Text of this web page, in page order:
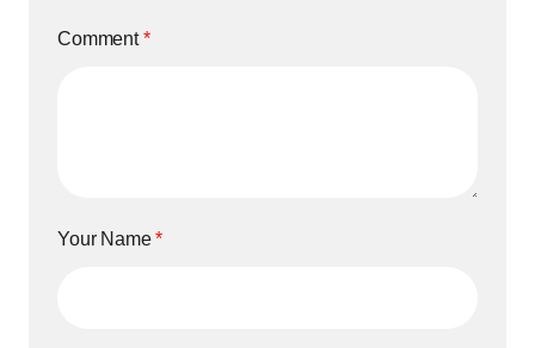
Comment*
Your Name*